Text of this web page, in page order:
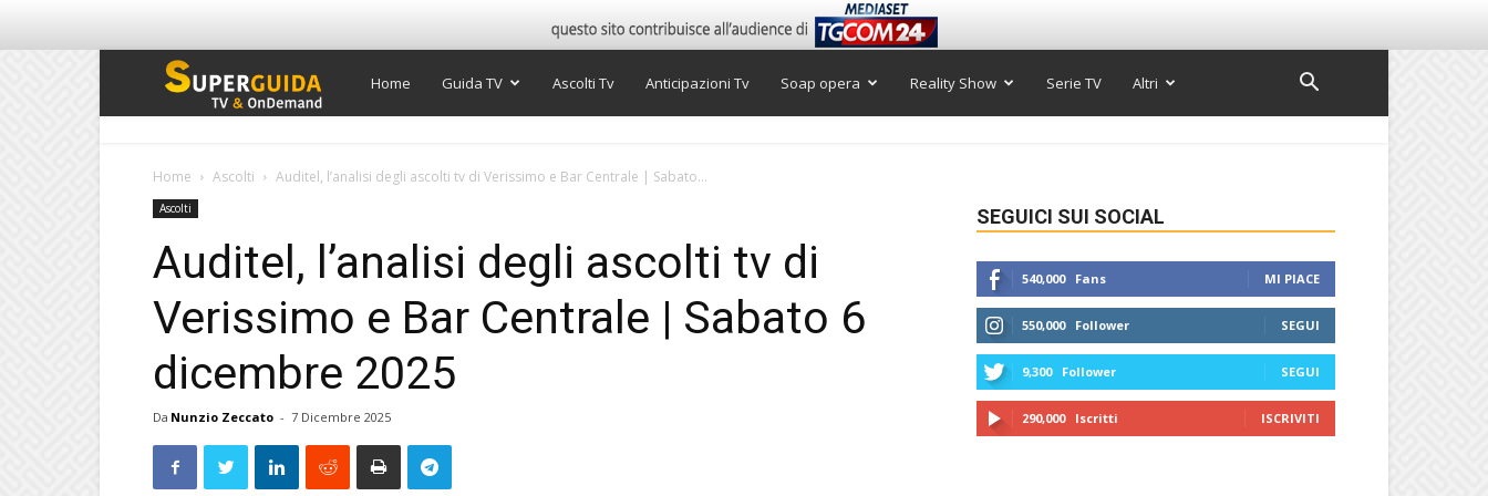
Super
Home Guida TV Ascolti Tv Anticipazioni Tv Soap opera Reality Show Serie TV Altri
Home Ascolti Auditel, l’analisi degli ascolti tv di Verissimo e Bar Centrale | Sabato...
Ascolti
Auditel, l’analisi degli ascolti tv di
Verissimo e Bar Centrale | Sabato 6
dicembre 2025
Da Nunzio Zeccato - 7 Dicembre 2025
SEGUICI SUI SOCIAL
540,000 Fans MI PIACE
550,000 Follower SEGUI
9,300 Follower SEGUI
290,000 Iscritti ISCRIVITI